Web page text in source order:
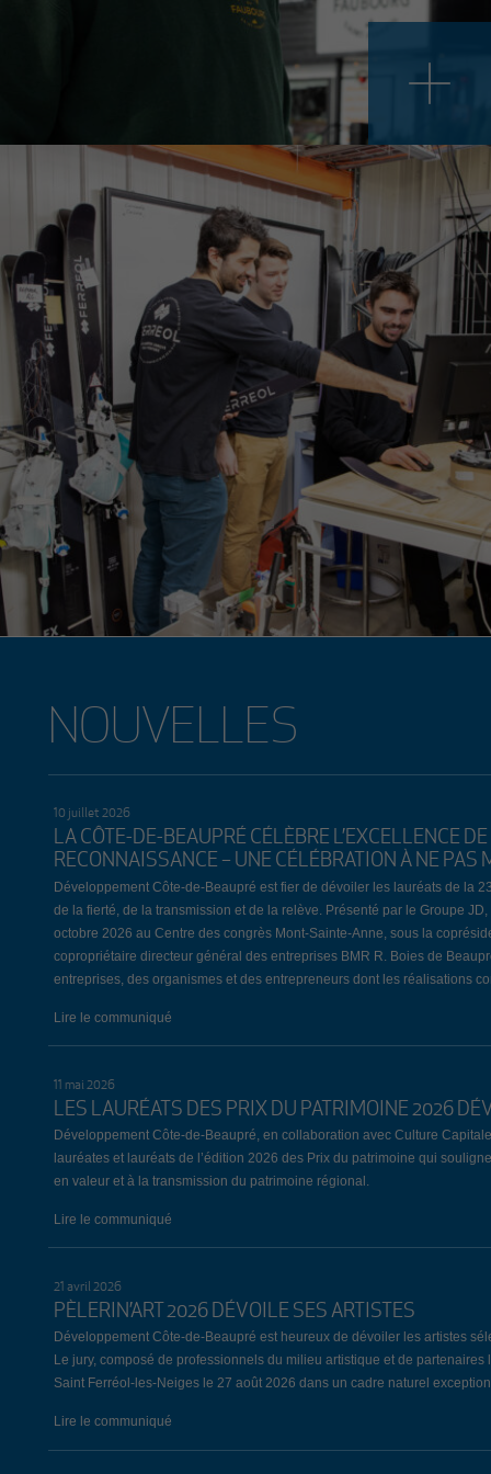
est au cœur de l’action de Développement Côte-de-Beaupré. En plus de
de-Beaupré offre lui-même une gamme étendue de services dédiés à cette
passer du projet au concert.
NOUVELLES
10 juillet 2026
LA CÔTE-DE-BEAUPRÉ CÉLÈBRE L’EXCELLENCE
RECONNAISSANCE – UNE CÉLÉBRATION À NE PAS
Développement Côte-de-Beaupré est fier de dévoiler les lauréats de la
de la fierté, de la transmission et de la relève. Présenté par le Groupe
octobre 2026 au Centre des congrès Mont-Sainte-Anne, sous la
copropriétaire directeur général des entreprises BMR R. Boies de
entreprises, des organismes et des entrepreneurs dont les réalisations
Lire le communiqué
11 mai 2026
LES LAURÉATS DES PRIX DU PATRIMOINE 2026
Développement Côte-de-Beaupré, en collaboration avec Culture
lauréates et lauréats de l’édition 2026 des Prix du patrimoine qui
en valeur et à la transmission du patrimoine régional.
Lire le communiqué
21 avril 2026
PÈLERIN’ART 2026 DÉVOILE SES ARTISTES
Développement Côte-de-Beaupré est heureux de dévoiler les artistes
Le jury, composé de professionnels du milieu artistique et de
Saint Ferréol-les-Neiges le 27 août 2026 dans un cadre naturel
Lire le communiqué